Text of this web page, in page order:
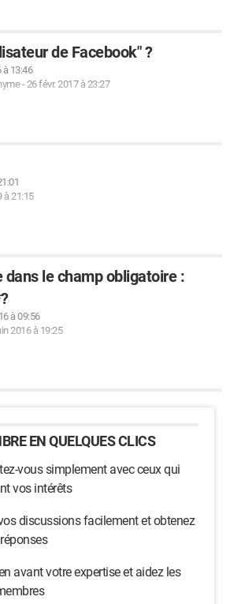
de Facebook" ?
à 13:46
-26 févr. 2017 à 23:27
à 21:15
dans le champ obligatoire :
à 09:56
2016 à 19:25
EN QUELQUES CLICS
vous simplement avec ceux qui
vos intérêts
discussions facilement et obtenez
avant votre expertise et aidez les